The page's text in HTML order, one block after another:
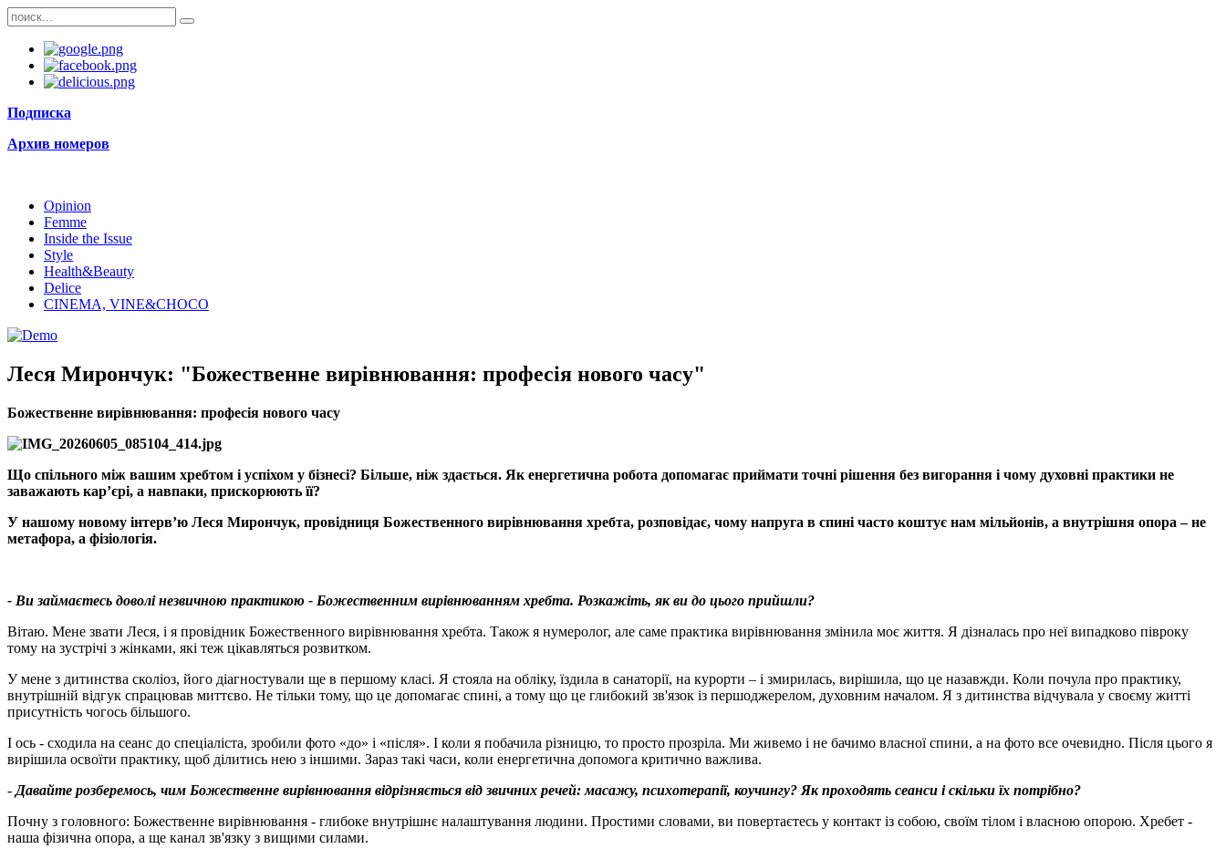
Подписка
Архив номеров
Opinion
Femme
Inside the Issue
Style
Health&Beauty
Delice
CINEMA, VINE&CHOCO
Леся Мирончук: "Божественне вирівнювання: професія нового часу"
Божественне вирівнювання: професія нового часу
Що спільного між вашим хребтом і успіхом у бізнесі? Більше, ніж здається. Як енергетична робота допомагає приймати точні рішення без вигорання і чому духовні практики не
заважають кар’єрі, а навпаки, прискорюють її?
У нашому новому інтерв’ю Леся Мирончук, провідниця Божественного вирівнювання хребта, розповідає, чому напруга в спині часто коштує нам мільйонів, а внутрішня опора – не
метафора, а фізіологія.
- Ви займаєтесь доволі незвичною практикою - Божественним вирівнюванням хребта. Розкажіть, як ви до цього прийшли?
Вітаю. Мене звати Леся, і я провідник Божественного вирівнювання хребта. Також я нумеролог, але саме практика вирівнювання змінила моє життя. Я дізналась про неї випадково півроку
тому на зустрічі з жінками, які теж цікавляться розвитком.
У мене з дитинства сколіоз, його діагностували ще в першому класі. Я стояла на обліку, їздила в санаторії, на курорти – і змирилась, вирішила, що це назавжди. Коли почула про практику,
внутрішній відгук спрацював миттєво. Не тільки тому, що це допомагає спині, а тому що це глибокий зв'язок із першоджерелом, духовним началом. Я з дитинства відчувала у своєму житті
присутність чогось більшого.
І ось - сходила на сеанс до спеціаліста, зробили фото «до» і «після». І коли я побачила різницю, то просто прозріла. Ми живемо і не бачимо власної спини, а на фото все очевидно. Після цього я
вирішила освоїти практику, щоб ділитись нею з іншими. Зараз такі часи, коли енергетична допомога критично важлива.
- Давайте розберемось, чим Божественне вирівнювання відрізняється від звичних речей: масажу, психотерапії, коучингу? Як проходять сеанси і скільки їх потрібно?
Почну з головного: Божественне вирівнювання - глибоке внутрішнє налаштування людини. Простими словами, ви повертаєтесь у контакт із собою, своїм тілом і власною опорою. Хребет -
наша фізична опора, а ще канал зв'язку з вищими силами.